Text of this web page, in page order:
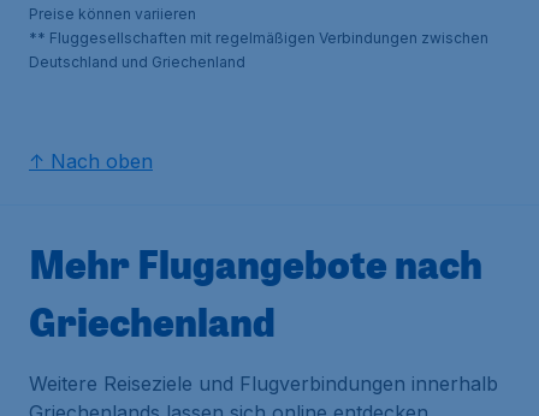
Preise können variieren
** Fluggesellschaften mit regelmäßigen Verbindungen zwischen
Deutschland und Griechenland
↑ Nach oben
Mehr Flugangebote nach
Griechenland
Weitere Reiseziele und Flugverbindungen innerhalb